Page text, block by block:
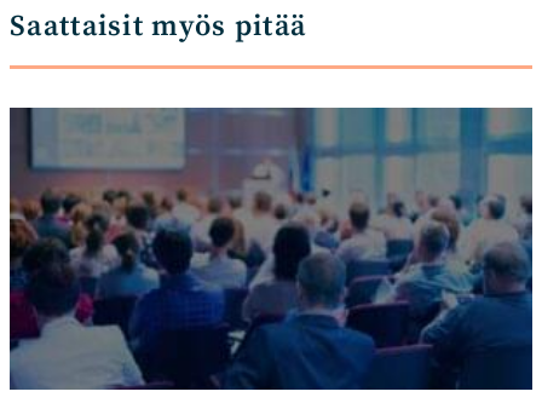
Saattaisit myös pitää